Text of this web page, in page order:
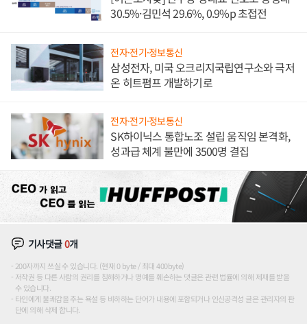
30.5%·김민석 29.6%, 0.9%p 초접전
전자·전기·정보통신
삼성전자, 미국 오크리지국립연구소와 극저
온 히트펌프 개발하기로
전자·전기·정보통신
SK하이닉스 통합노조 설립 움직임 본격화,
성과급 체계 불만에 3500명 결집
기사댓글0개
200자까지 쓰실 수 있습니다. (현재 0 byte / 최대 400byte)
저작권 등 다른 사람의 권리를 침해하거나 명예를 훼손하는 댓글은 관련 법률에 의해 제재를 받을
수 있습니다.
타인에게 불쾌감을 주는 욕설 등 비하하는 단어가 내용에 포함되거나 인신공격성 글은 관리자의 판
단에 의해 삭제 합니다.